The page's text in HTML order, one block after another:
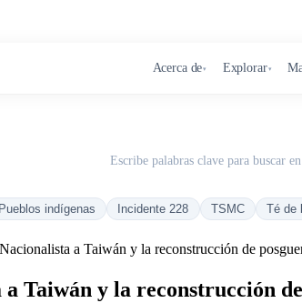
Acerca de▾ Explorar▾
Escribe palabras clave para buscar
Pueblos indígenas Incidente 228 TSMC Té de
a Taiwán y la reconstrucción de
Taiwán y la reconstrucción